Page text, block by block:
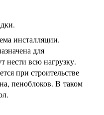
инсталляции.
для
нести всю нагрузку.
при строительстве
пеноблоков. В таком